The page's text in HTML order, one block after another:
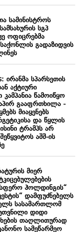
სამინისტროს
სგპ
ოფიცრებმა
გადაზიდვის
სპარსეთის
აქტიური
წამოიწყო
გააფრთხილა -
მიაყენებს
და წყლის
ტრამპს არ
აშშ-ის
მიერ
ჰოლდინგის“
დამფუძნებელს
სასამართლომ
დიდი
თაღლითურად
სამეწარმეო